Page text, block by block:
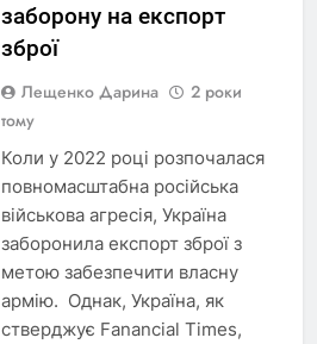
заборону на експорт
зброї
Лещенко Дарина
2 роки
тому
Коли у 2022 році розпочалася
повномасштабна російська
військова агресія, Україна
заборонила експорт зброї з
метою забезпечити власну
армію. Однак, Україна, як
стверджує Fanancial Times,